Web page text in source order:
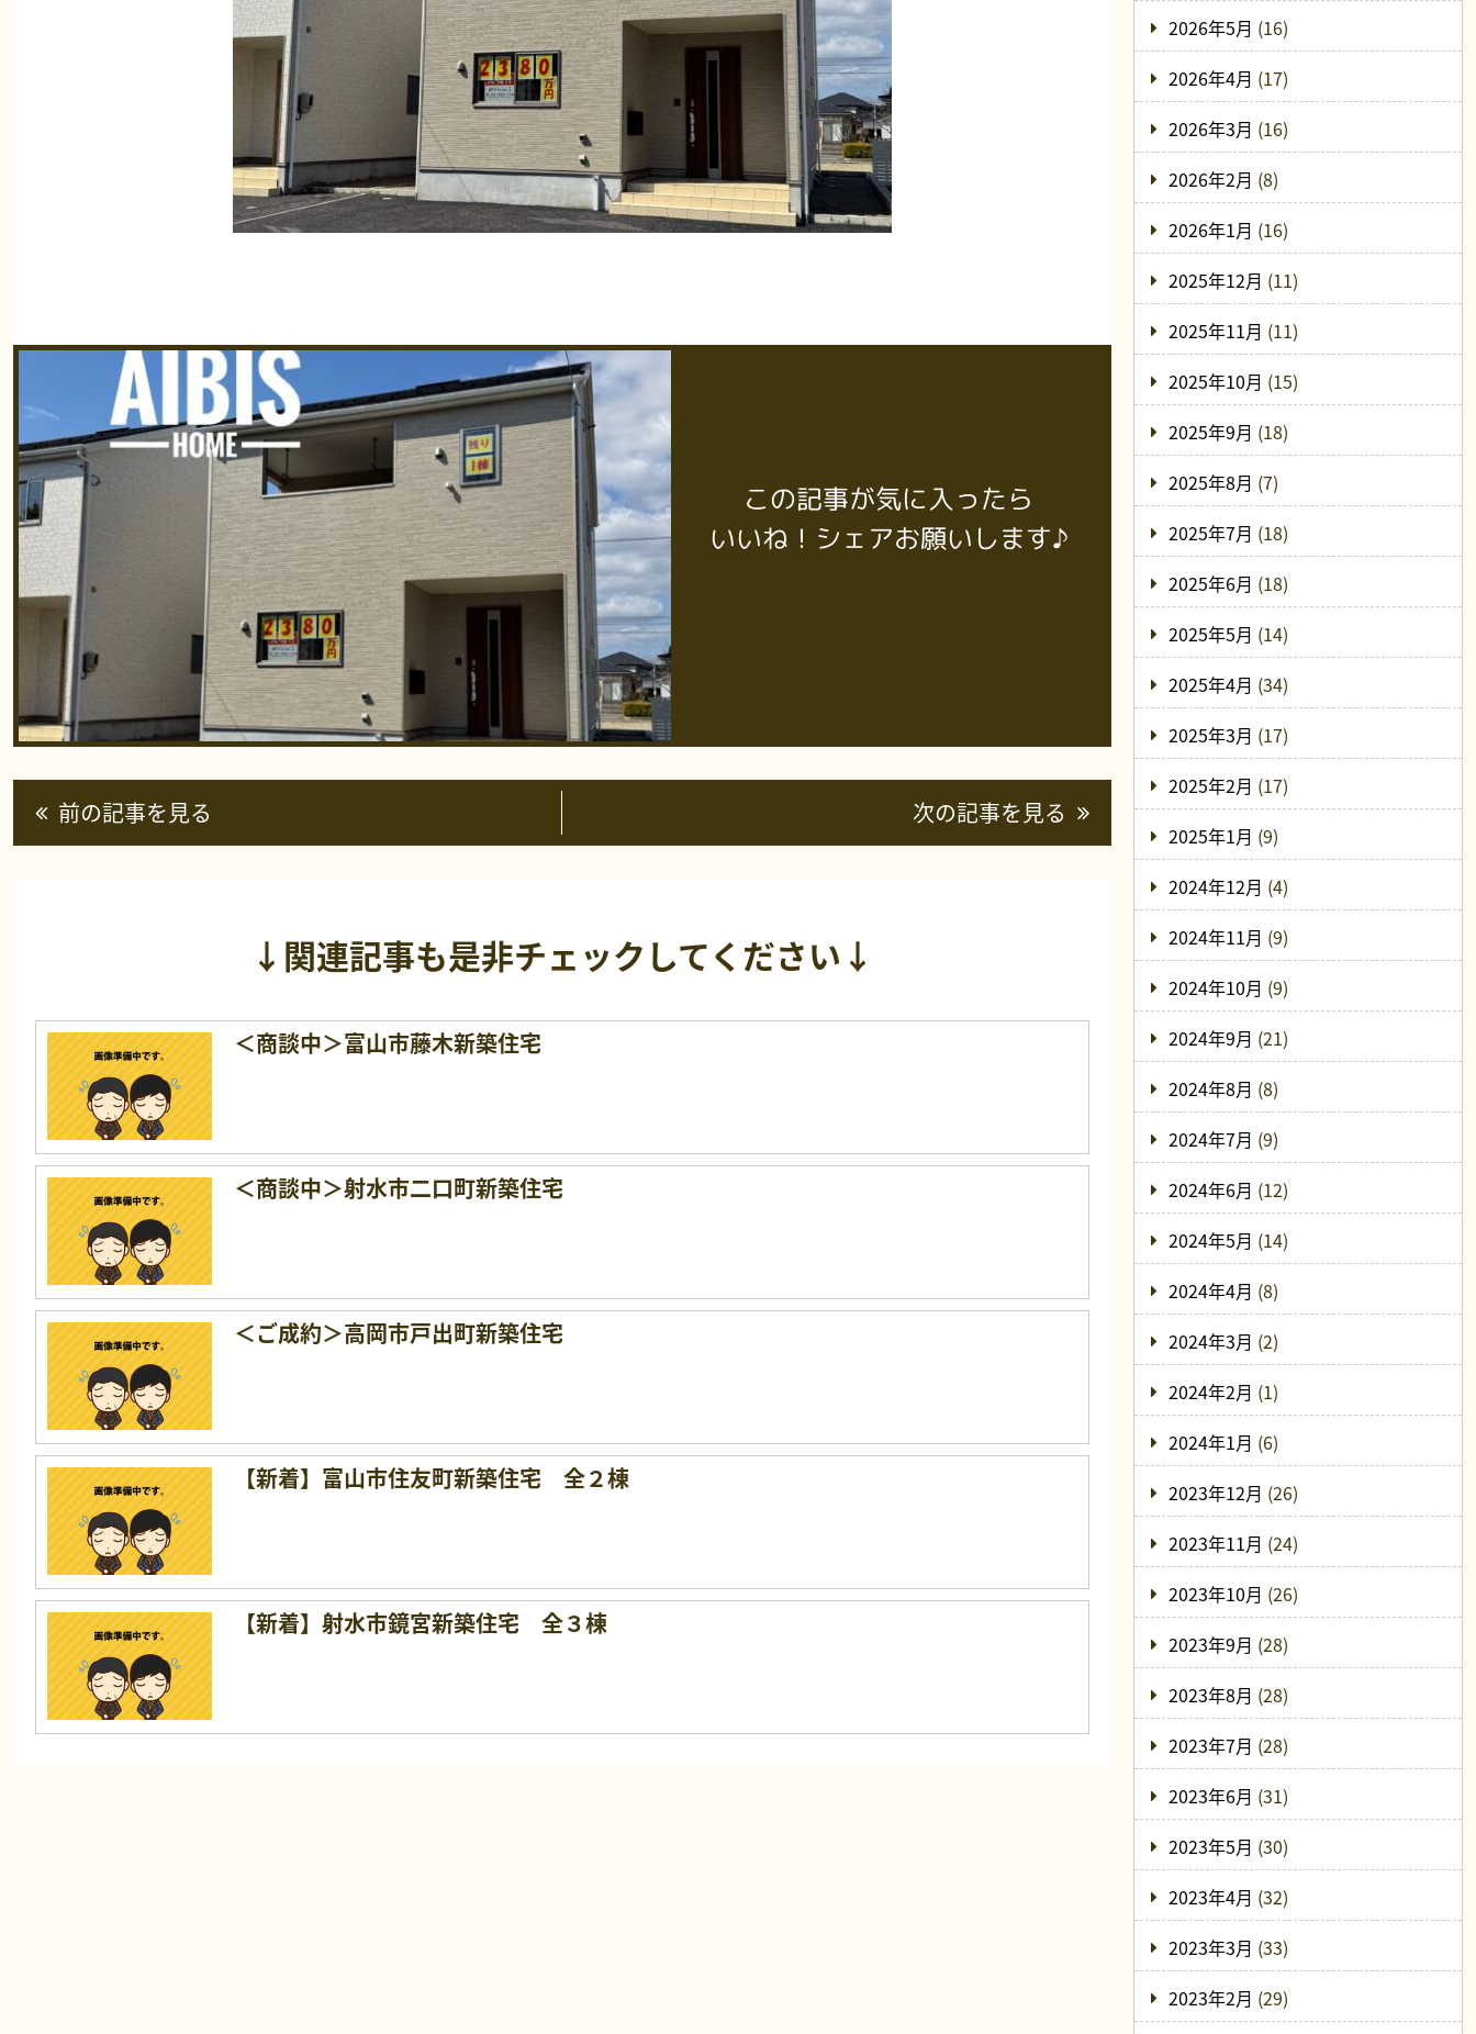
この記事が気に入ったら
いいね！シェアお願いします♪
前の記事を見る 次の記事を見る
↓関連記事も是非チェックしてください↓
＜商談中＞富山市藤木新築住宅
＜商談中＞射水市二口町新築住宅
＜ご成約＞高岡市戸出町新築住宅
【新着】富山市住友町新築住宅 全２棟
【新着】射水市鏡宮新築住宅 全３棟
2026年5月 (16)
2026年4月 (17)
2026年3月 (16)
2026年2月 (8)
2026年1月 (16)
2025年12月 (11)
2025年11月 (11)
2025年10月 (15)
2025年9月 (18)
2025年8月 (7)
2025年7月 (18)
2025年6月 (18)
2025年5月 (14)
2025年4月 (34)
2025年3月 (17)
2025年2月 (17)
2025年1月 (9)
2024年12月 (4)
2024年11月 (9)
2024年10月 (9)
2024年9月 (21)
2024年8月 (8)
2024年7月 (9)
2024年6月 (12)
2024年5月 (14)
2024年4月 (8)
2024年3月 (2)
2024年2月 (1)
2024年1月 (6)
2023年12月 (26)
2023年11月 (24)
2023年10月 (26)
2023年9月 (28)
2023年8月 (28)
2023年7月 (28)
2023年6月 (31)
2023年5月 (30)
2023年4月 (32)
2023年3月 (33)
2023年2月 (29)